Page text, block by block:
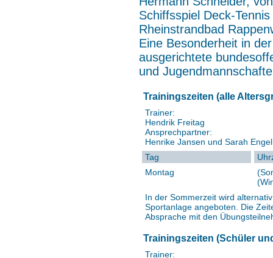
Schiffsspiel Deck-
Rheinstrandbad
Eine Besonderheit in
ausgerichtete
und
Trainingszeiten (alle
Trainer:
Hendrik Freitag
Ansprechpartner:
Henrike Jansen und Sarah
Tag
Montag
In der Sommerzeit wird
Sportanlage angeboten. Die
Absprache mit den
Trainingszeiten (Schüler
Trainer: